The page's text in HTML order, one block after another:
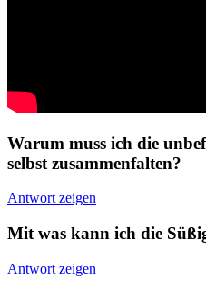
Warum muss ich die
selbst zusammenfalten?
Antwort zeigen
Mit was kann ich die
Antwort zeigen